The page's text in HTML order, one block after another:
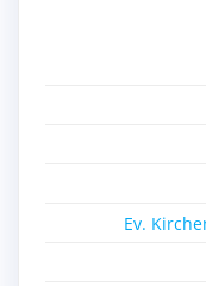
Ev.